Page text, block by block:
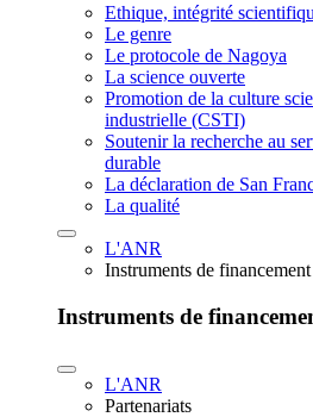
Ethique, intégrité
Le genre
Le protocole de Nagoya
La science ouverte
Promotion de la culture
industrielle (CSTI)
Soutenir la recherche au
durable
La déclaration de San
La qualité
L'ANR
Instruments de financement
Instruments de
L'ANR
Partenariats